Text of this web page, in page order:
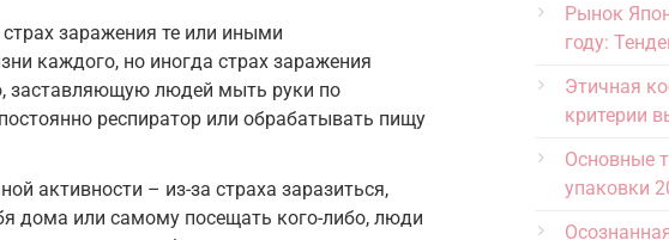
заражения те или иными
каждого, но иногда страх заражения
заставляющую людей мыть руки по
респиратор или обрабатывать пищу
активности – из-за страха заразиться,
дома или самому посещать кого-либо, люди
Рынок
году:
Этичная
критерии
Основные
упаковки